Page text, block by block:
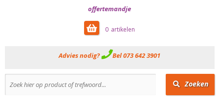
offertemandje
0
Advies nodig? Bel 073 642 3901
Zoeken